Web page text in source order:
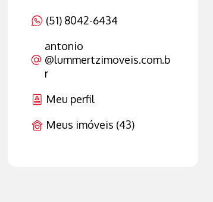
(51) 8042-6434
antonio
@lummertzimoveis.com.b
r
Meu perfil
Meus imóveis (43)